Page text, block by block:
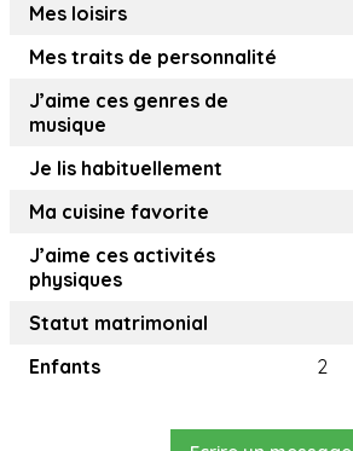
Mes loisirs
Mes traits de personnalité
J’aime ces genres de
musique
Je lis habituellement
Ma cuisine favorite
J’aime ces activités
physiques
Statut matrimonial
Enfants
2